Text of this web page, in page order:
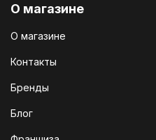
О магазине
О магазине
Контакты
Бренды
Блог